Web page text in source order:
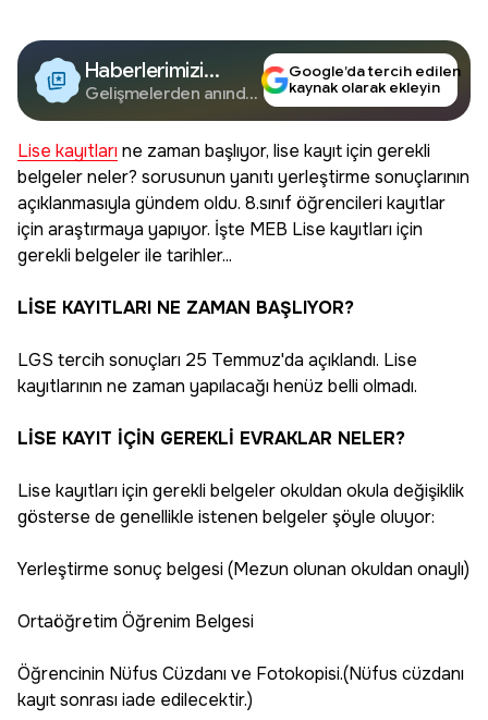
Haberlerimizi
Google'da Takip
Edin
Gelişmelerden anında
Google’da tercih edilen
kaynak olarak ekleyin
Lise kayıtlarıne zaman başlıyor, lise kayıt için gerekli
belgeler neler? sorusunun yanıtı yerleştirme sonuçlarının
açıklanmasıyla gündem oldu. 8.sınıf öğrencileri kayıtlar
için araştırmaya yapıyor. İşte MEB Lise kayıtları için
gerekli belgeler ile tarihler...
LİSE KAYITLARI NE ZAMAN BAŞLIYOR?
LGS tercih sonuçları 25 Temmuz'da açıklandı. Lise
kayıtlarının ne zaman yapılacağı henüz belli olmadı.
LİSE KAYIT İÇİN GEREKLİ EVRAKLAR NELER?
Lise kayıtları için gerekli belgeler okuldan okula değişiklik
gösterse de genellikle istenen belgeler şöyle oluyor:
Yerleştirme sonuç belgesi (Mezun olunan okuldan onaylı)
Ortaöğretim Öğrenim Belgesi
Öğrencinin Nüfus Cüzdanı ve Fotokopisi.(Nüfus cüzdanı
kayıt sonrası iade edilecektir.)